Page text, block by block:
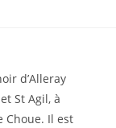
d’Alleray
St Agil, à
Choue. Il est